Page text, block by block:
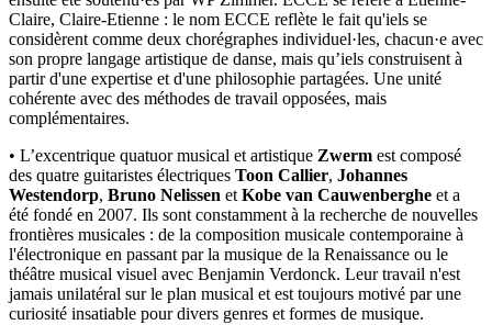
Claire, Claire-Etienne : le nom ECCE reflète le fait qu'iels se
considèrent comme deux chorégraphes individuel·les, chacun·e avec
son propre langage artistique de danse, mais qu’iels construisent à
partir d'une expertise et d'une philosophie partagées. Une unité
cohérente avec des méthodes de travail opposées, mais
complémentaires.
• L’excentrique quatuor musical et artistique Zwerm est composé
des quatre guitaristes électriques Toon Callier, Johannes
Westendorp, Bruno Nelissen et Kobe van Cauwenberghe et a
été fondé en 2007. Ils sont constamment à la recherche de nouvelles
frontières musicales : de la composition musicale contemporaine à
l'électronique en passant par la musique de la Renaissance ou le
théâtre musical visuel avec Benjamin Verdonck. Leur travail n'est
jamais unilatéral sur le plan musical et est toujours motivé par une
curiosité insatiable pour divers genres et formes de musique.